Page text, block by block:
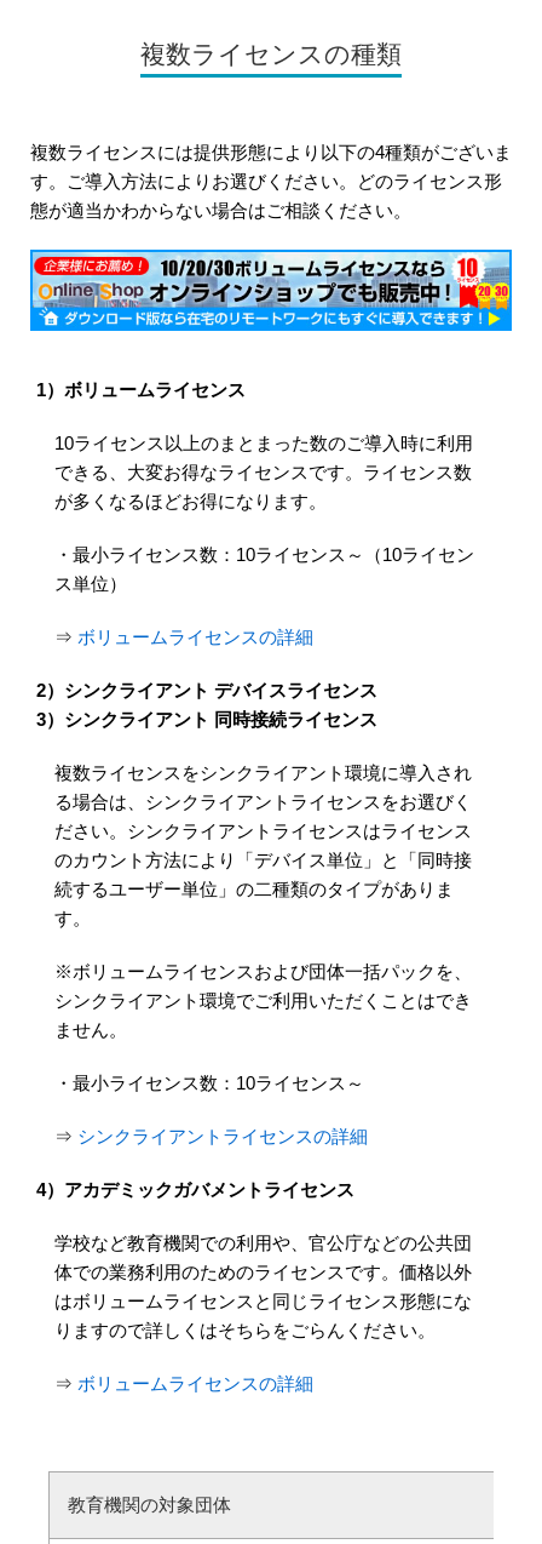
複数ライセンスの種類
複数ライセンスには提供形態により以下の4種類がございま
す。ご導入方法によりお選びください。どのライセンス形
態が適当かわからない場合はご相談ください。
1）ボリュームライセンス
10ライセンス以上のまとまった数のご導入時に利用
できる、大変お得なライセンスです。ライセンス数
が多くなるほどお得になります。
・最小ライセンス数：10ライセンス～（10ライセン
ス単位）
⇒ ボリュームライセンスの詳細
2）シンクライアント デバイスライセンス
3）シンクライアント 同時接続ライセンス
複数ライセンスをシンクライアント環境に導入され
る場合は、シンクライアントライセンスをお選びく
ださい。シンクライアントライセンスはライセンス
のカウント方法により「デバイス単位」と「同時接
続するユーザー単位」の二種類のタイプがありま
す。
※ボリュームライセンスおよび団体一括パックを、
シンクライアント環境でご利用いただくことはでき
ません。
・最小ライセンス数：10ライセンス～
⇒ シンクライアントライセンスの詳細
4）アカデミックガバメントライセンス
学校など教育機関での利用や、官公庁などの公共団
体での業務利用のためのライセンスです。価格以外
はボリュームライセンスと同じライセンス形態にな
りますので詳しくはそちらをごらんください。
⇒ ボリュームライセンスの詳細
教育機関の対象団体